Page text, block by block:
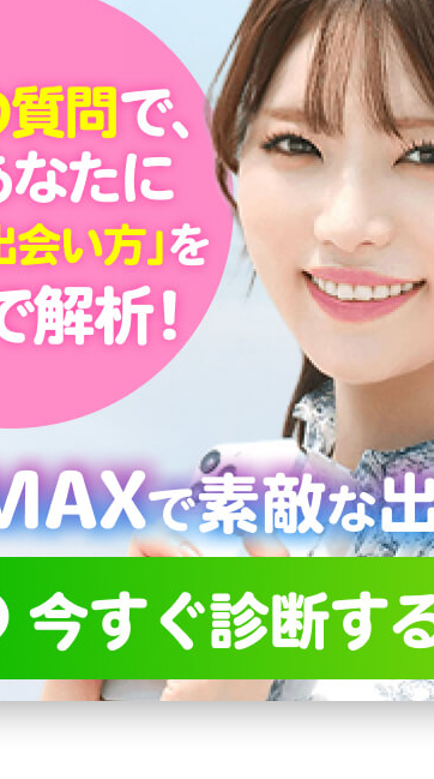
し
が
な
る
『出会い掲示板』です。
ツである掲示板にこだわり、様々なアプローチから
」環境を構築しています。